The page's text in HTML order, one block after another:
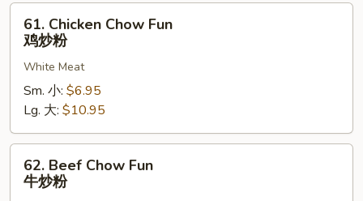
烧
Chicken
Chow
Fun
粉
61. Chicken Chow Fun
鸡炒粉
White Meat
Sm. 小: $6.95
Lg. 大: $10.95
Beef
Chow
62. Beef Chow Fun
牛炒粉